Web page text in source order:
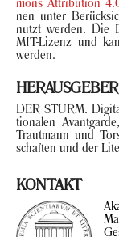
mons At­tri­bu­ti­on
nen unter
nutzt wer­den. Die
MIT-​Lizenz und
wer­den.
HER­AUS­GE­BER
DER STURM.
tio­na­len
Traut­mann und
schaf­ten und der
KON­TAKT